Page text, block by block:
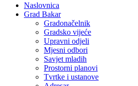
Naslovnica
Grad Bakar
Gradonačelnik
Gradsko vijeće
Upravni odjeli
Mjesni odbori
Savjet mladih
Prostorni planovi
Tvrtke i ustanove